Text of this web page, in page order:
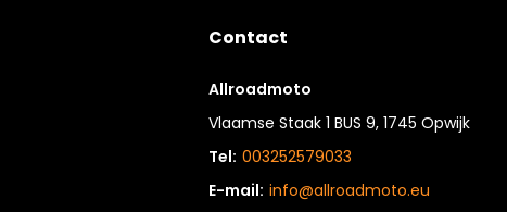
Contact
Allroadmoto
Vlaamse Staak 1 BUS 9, 1745 Opwijk
Tel: 003252579033
E-mail: info@allroadmoto.eu